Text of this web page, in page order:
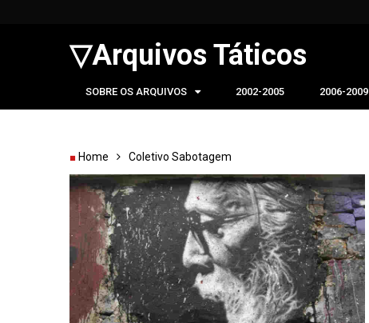
▽Arquivos Táticos
SOBRE OS ARQUIVOS 2002-2005 2006-2009
Home Coletivo Sabotagem